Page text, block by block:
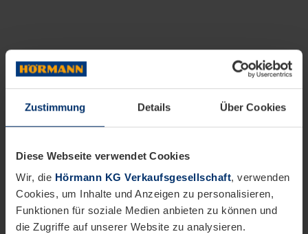
Zustimmung Details Über Cookies
Diese Webseite verwendet Cookies
Wir, die Hörmann KG Verkaufsgesellschaft, verwenden
Cookies, um Inhalte und Anzeigen zu personalisieren,
Funktionen für soziale Medien anbieten zu können und
die Zugriffe auf unserer Website zu analysieren.